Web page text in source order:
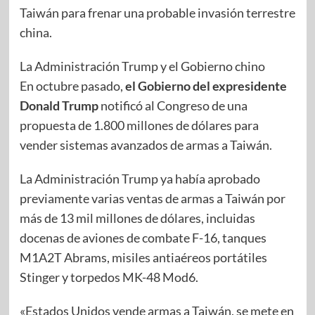
Taiwán para frenar una probable invasión terrestre
china.
La Administración Trump y el Gobierno chino
En octubre pasado,el Gobierno del expresidente
Donald Trumpnotificó al Congreso de una
propuesta de 1.800 millones de dólares para
vender sistemas avanzados de armas a Taiwán.
La Administración Trump ya había aprobado
previamente varias ventas de armas a Taiwán por
más de 13 mil millones de dólares, incluidas
docenas de aviones de combate F-16, tanques
M1A2T Abrams, misiles antiaéreos portátiles
Stinger y torpedos MK-48 Mod6.
«Estados Unidos vende armas a Taiwán, se mete en